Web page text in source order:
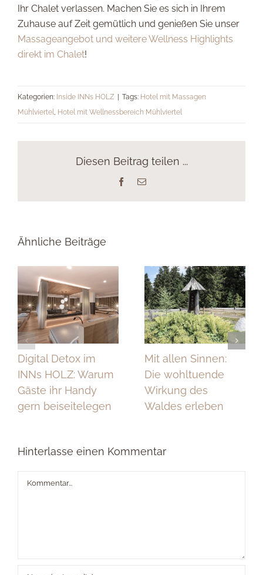
Ihr Chalet verlassen. Machen Sie es sich in Ihrem
Zuhause auf Zeit gemütlich und genießen Sie unser
Massageangebot und weitere Wellness Highlights
direkt im Chalet!
Kategorien: Inside INNs HOLZ Tags: Hotel mit Massagen
Mühlviertel, Hotel mit Wellnessbereich Mühlviertel
Diesen Beitrag teilen ...
Facebook
E-
Ähnliche Beiträge
Digital Detox im
INNs HOLZ: Warum
Gäste ihr Handy
gern beiseitelegen
Mit allen Sinnen:
Die wohltuende
Wirkung des
Waldes erleben
Hinterlasse einen Kommentar
Kommentar